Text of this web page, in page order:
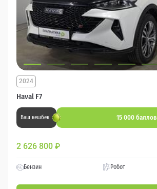
Haval F7
2024
Ваш кешбек 15 000 баллов
2 626 800 ₽
Бензин Робот